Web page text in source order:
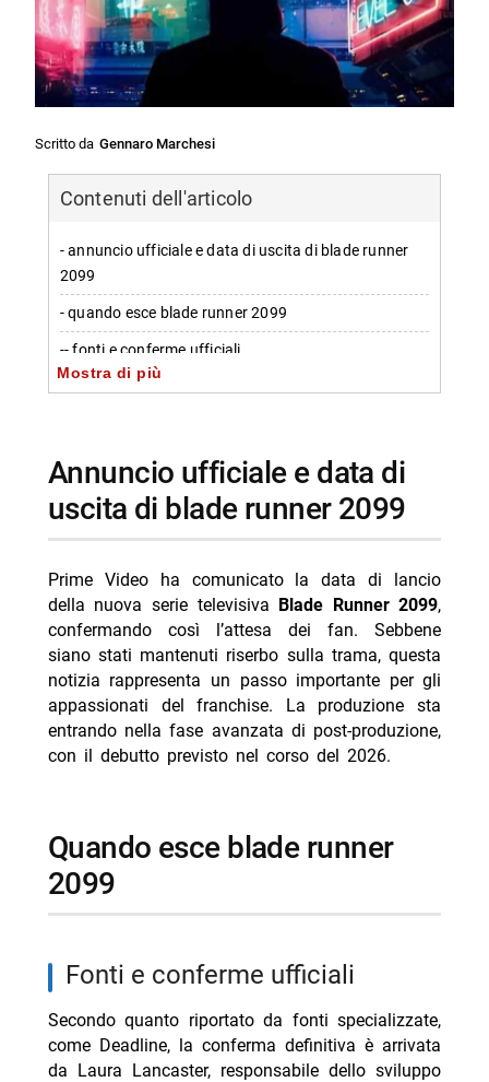
Scritto da Gennaro Marchesi
Contenuti dell'articolo
- annuncio ufficiale e data di uscita di blade runner
2099
- quando esce blade runner 2099
-- fonti e conferme ufficiali
-- tempi e dettagli della distribuzione
- l’eredità di blade runner
-- personaggi principali presenti nel cast
-- Scopri di più da Jump the shark
-- RispondiAnnulla risposta
- Overdrive stasera su Mediaset Twenty: trama e cast
- Il socio stasera su Iris: trama e cast Tom Cruise
- Cani sciolti stasera su TV8 trama cast Denzel
- Sapore di mare stasera su Rete 4 trama e cast
- Venezia 2026: Dio ride di Veronesi chiude la Mostra
Mostra di più
annuncio ufficiale e data di
uscita di blade runner 2099
Prime Video ha comunicato la data di lancio
della nuova serie televisiva Blade Runner 2099,
confermando così l’attesa dei fan. Sebbene
siano stati mantenuti riserbo sulla trama, questa
notizia rappresenta un passo importante per gli
appassionati del franchise. La produzione sta
entrando nella fase avanzata di post-produzione,
con il debutto previsto nel corso del 2026.
quando esce blade runner
2099
fonti e conferme ufficiali
Secondo quanto riportato da fonti specializzate,
come Deadline, la conferma definitiva è arrivata
da Laura Lancaster, responsabile dello sviluppo